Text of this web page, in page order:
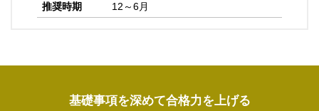
推奨時期 12～6月
基礎事項を深めて合格力を上げる